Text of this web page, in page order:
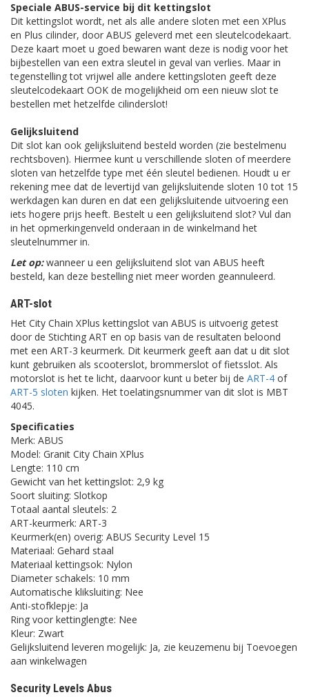
Speciale ABUS-service bij dit kettingslot
Dit kettingslot wordt, net als alle andere sloten met een XPlus
en Plus cilinder, door ABUS geleverd met een sleutelcodekaart.
Deze kaart moet u goed bewaren want deze is nodig voor het
bijbestellen van een extra sleutel in geval van verlies. Maar in
tegenstelling tot vrijwel alle andere kettingsloten geeft deze
sleutelcodekaart OOK de mogelijkheid om een nieuw slot te
bestellen met hetzelfde cilinderslot!
Gelijksluitend
Dit slot kan ook gelijksluitend besteld worden (zie bestelmenu
rechtsboven). Hiermee kunt u verschillende sloten of meerdere
sloten van hetzelfde type met één sleutel bedienen. Houdt u er
rekening mee dat de levertijd van gelijksluitende sloten 10 tot 15
werkdagen kan duren en dat een gelijksluitende uitvoering een
iets hogere prijs heeft. Bestelt u een gelijksluitend slot? Vul dan
in het opmerkingenveld onderaan in de winkelmand het
sleutelnummer in.
Let op:wanneer u een gelijksluitend slot van ABUS heeft
besteld, kan deze bestelling niet meer worden geannuleerd.
ART-slot
Het City Chain XPlus kettingslot van ABUS is uitvoerig getest
door de Stichting ART en op basis van de resultaten beloond
met een ART-3 keurmerk. Dit keurmerk geeft aan dat u dit slot
kunt gebruiken als scooterslot, brommerslot of fietsslot. Als
motorslot is het te licht, daarvoor kunt u beter bij de ART-4 of
ART-5 sloten kijken. Het toelatingsnummer van dit slot is MBT
4045.
Specificaties
Merk: ABUS
Model: Granit City Chain XPlus
Lengte: 110 cm
Gewicht van het kettingslot: 2,9 kg
Soort sluiting: Slotkop
Totaal aantal sleutels: 2
ART-keurmerk: ART-3
Keurmerk(en) overig: ABUS Security Level 15
Materiaal: Gehard staal
Materiaal kettingsok: Nylon
Diameter schakels: 10 mm
Automatische kliksluiting: Nee
Anti-stofklepje: Ja
Ring voor kettinglengte: Nee
Kleur: Zwart
Gelijksluitend leveren mogelijk: Ja, zie keuzemenu bij Toevoegen
aan winkelwagen
Security Levels Abus